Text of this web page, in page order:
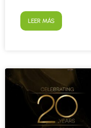
LEER MÁS